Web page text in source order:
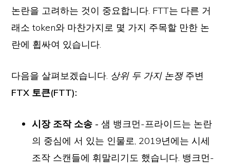
논란을 고려하는 것이 중요합니다. FTT는 다른 거
래소 token와 마찬가지로 몇 가지 주목할 만한 논
란에 휩싸여 있습니다.
다음을 살펴보겠습니다. 상위 두 가지 논쟁 주변
FTX 토큰(FTT):
시장 조작 소송 -샘 뱅크먼-프라이드는 논란
의 중심에 서 있는 인물로, 2019년에는 시세
조작 스캔들에 휘말리기도 했습니다. 뱅크먼-